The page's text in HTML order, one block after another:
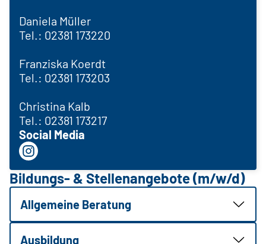
Daniela Müller
Tel.: 02381 173220
Franziska Koerdt
Tel.: 02381 173203
Christina Kalb
Tel.: 02381 173217
Social Media
Bildungs- & Stellenangebote (m/w/d)
Allgemeine Beratung
Ausbildung